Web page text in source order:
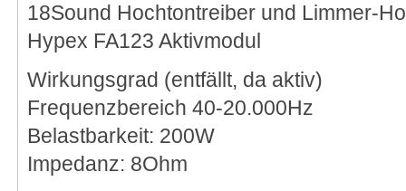
18Sound Hochtontreiber und Limmer-
Hypex FA123 Aktivmodul
Wirkungsgrad (entfällt, da aktiv)
Frequenzbereich 40-20.000Hz
Belastbarkeit: 200W
Impedanz: 8Ohm